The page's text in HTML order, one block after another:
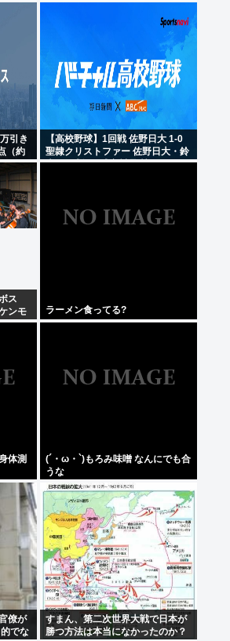
引き
（約
【高校野球】1回戦 佐野日大 1-0
聖隷クリストファー 佐野日大・鈴
木102球無四球完封 聖隷クリスト
ス
ンモ
？
ラーメン食ってる?
体測
(´・ω・`)もろみ味噌 なんにでも合
うな
僚が
でな
すまん、第二次世界大戦で日本が
勝つ方法は本当になかったのか？